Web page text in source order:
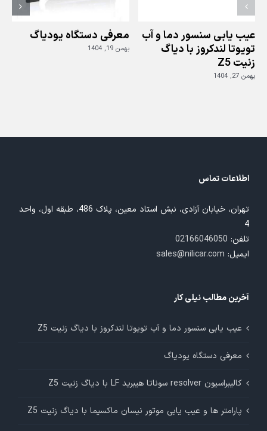
عیب یابی سنسور دما و آب
تویوتا لندکروز با دیاگ
زنیت Z5
بهمن 27, 1404
معرفی دستگاه یودیاگ
بهمن 19, 1404
اطلاعات تماس
تهران، خیابان آزادی، نبش استاد معین، پلاک 486، طبقه اول، واحد
4
تلفن: 02166046050
ایمیل: sales@nilicar.com
آخرین مطالب نیلی کار
عیب یابی سنسور دما و آب تویوتا لندکروز با دیاگ زنیت Z5
معرفی دستگاه یودیاگ
کالیبراسیون resolver سوناتا هیبرید LF با دیاگ زنیت Z5
پارامتر ها و عیب یابی موتور نیسان ماکسیما با دیاگ زنیت Z5